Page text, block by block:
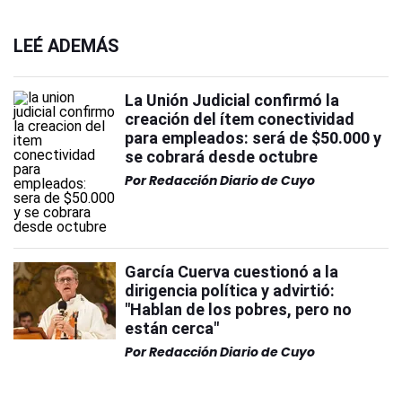
LEÉ ADEMÁS
La Unión Judicial confirmó la
creación del ítem conectividad
para empleados: será de $50.000 y
se cobrará desde octubre
PorRedacción Diario de Cuyo
García Cuerva cuestionó a la
dirigencia política y advirtió:
"Hablan de los pobres, pero no
están cerca"
PorRedacción Diario de Cuyo